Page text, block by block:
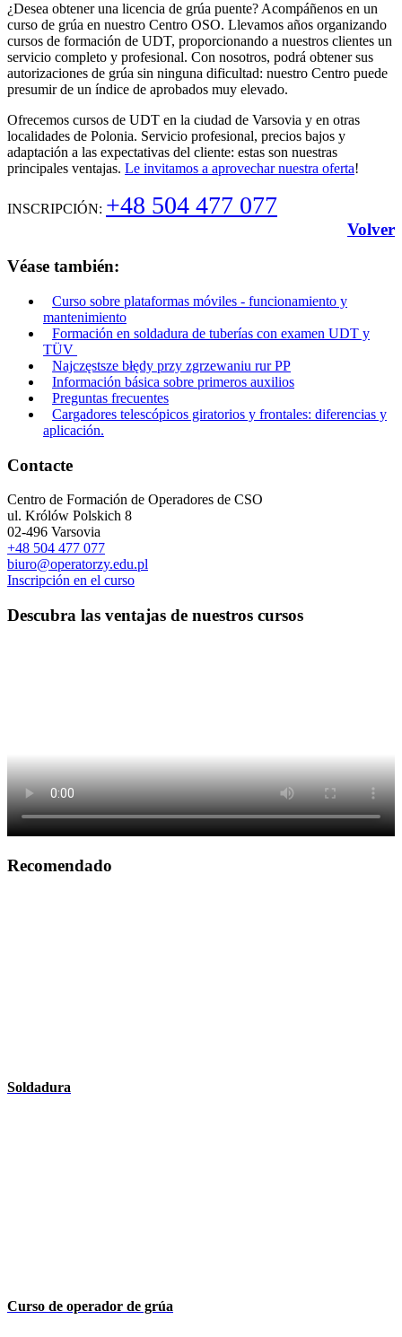
¿Desea obtener una licencia de grúa puente? Acompáñenos en un
curso de grúa en nuestro Centro OSO. Llevamos años organizando
cursos de formación de UDT, proporcionando a nuestros clientes un
servicio completo y profesional. Con nosotros, podrá obtener sus
autorizaciones de grúa sin ninguna dificultad: nuestro Centro puede
presumir de un índice de aprobados muy elevado.
Ofrecemos cursos de UDT en la ciudad de Varsovia y en otras
localidades de Polonia. Servicio profesional, precios bajos y
adaptación a las expectativas del cliente: estas son nuestras
principales ventajas. Le invitamos a aprovechar nuestra oferta!
INSCRIPCIÓN: +48 504 477 077
Volver
Véase también:
Curso sobre plataformas móviles - funcionamiento y
mantenimiento
Formación en soldadura de tuberías con examen UDT y
TÜV
Najczęstsze błędy przy zgrzewaniu rur PP
Información básica sobre primeros auxilios
Preguntas frecuentes
Cargadores telescópicos giratorios y frontales: diferencias y
aplicación.
Contacte
Centro de Formación de Operadores de CSO
ul. Królów Polskich 8
02-496 Varsovia
+48 504 477 077
biuro@operatorzy.edu.pl
Inscripción en el curso
Descubra las ventajas de nuestros cursos
Recomendado
Soldadura
Curso de operador de grúa